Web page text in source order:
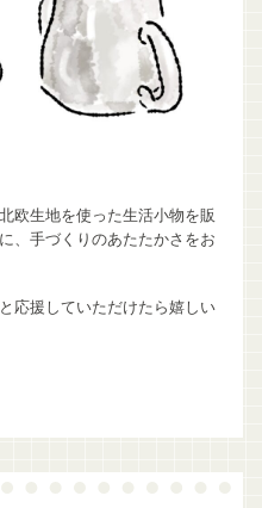
欧生地を使った生活小物を販
、手づくりのあたたかさをお
応援していただけたら嬉しい